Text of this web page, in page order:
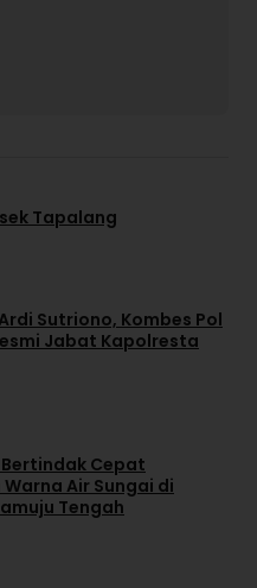
Tapalang
Sutriono, Kombes Pol
Jabat Kapolresta
Bertindak Cepat
Air Sungai di
Tengah